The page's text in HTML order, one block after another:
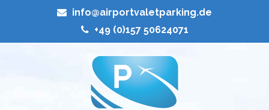
info@airportvaletparking.de
+49 (0)157 50624071